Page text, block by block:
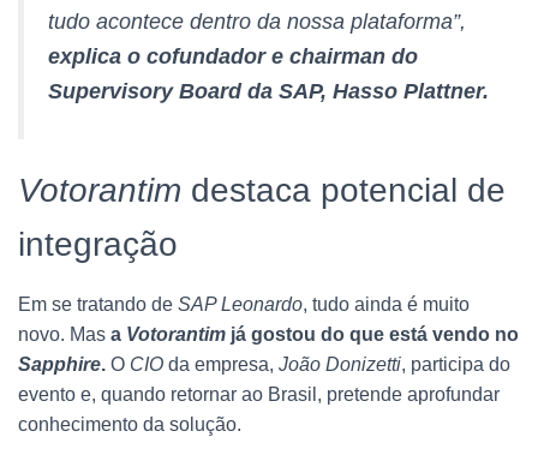
tudo acontece dentro da nossa plataforma”,
explica o cofundador e chairman do
Supervisory Board da SAP, Hasso Plattner.
Votorantim destaca potencial de
integração
Em se tratando de SAP Leonardo, tudo ainda é muito
novo. Mas a Votorantim já gostou do que está vendo no
Sapphire. O CIO da empresa, João Donizetti, participa do
evento e, quando retornar ao Brasil, pretende aprofundar
conhecimento da solução.